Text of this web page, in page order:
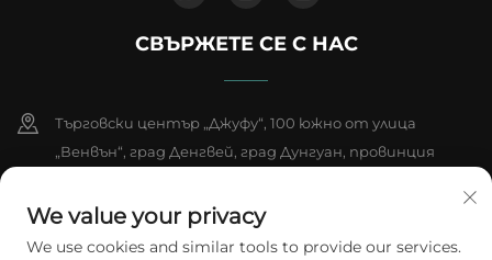
СВЪРЖЕТЕ СЕ С НАС
Търговски център „Джуфу“, 100 южно от улица
„Венвън“, град Денгвей, град Дунгуан, провинция
+86-18802602550
We value your privacy
We use cookies and similar tools to provide our services.